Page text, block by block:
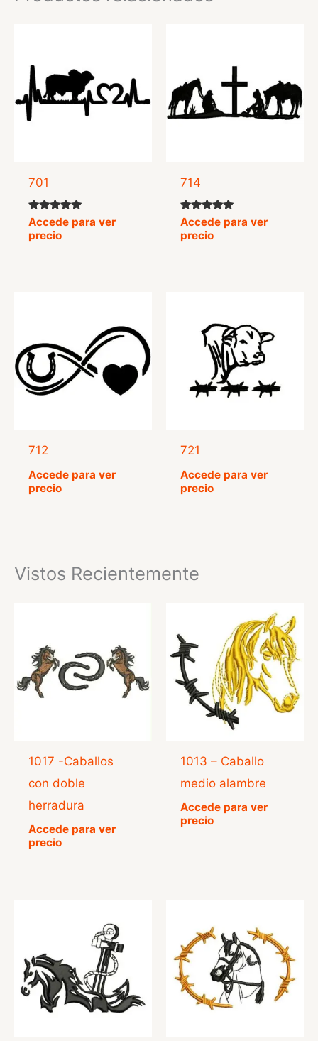
701
Valorado
con
5.00
Accede para ver
precio
714
Valorado
con
5.00
Accede para ver
precio
712
Accede para ver
precio
721
Accede para ver
precio
Vistos Recientemente
1017 -Caballos
con doble
herradura
Accede para ver
precio
1013 – Caballo
medio alambre
Accede para ver
precio